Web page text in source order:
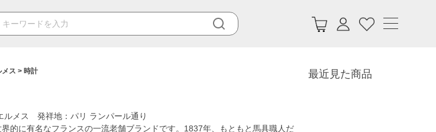
メス 時計
メス 発祥地：パリ ランパール通り
的に有名なフランスの一流老舗ブランドです。1837年、もともと馬具職人だ
最近見た商品